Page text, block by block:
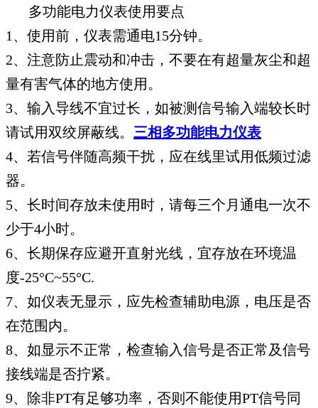
多功能电力仪表使用要点
1、使用前，仪表需通电15分钟。
2、注意防止震动和冲击，不要在有超量灰尘和超
量有害气体的地方使用。
3、输入导线不宜过长，如被测信号输入端较长时
请试用双绞屏蔽线。 三相多功能电力仪表
4、若信号伴随高频干扰，应在线里试用低频过滤
器。
5、长时间存放未使用时，请每三个月通电一次不
少于4小时。
6、长期保存应避开直射光线，宜存放在环境温
度-25°C~55°C.
7、如仪表无显示，应先检查辅助电源，电压是否
在范围内。
8、如显示不正常，检查输入信号是否正常及信号
接线端是否拧紧。
9、除非PT有足够功率，否则不能使用PT信号同